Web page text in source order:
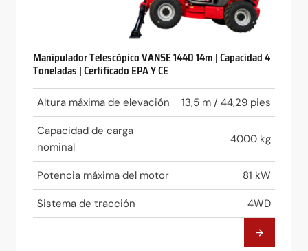
Manipulador Telescópico VANSE 1440 14m | Capacidad 4
Toneladas | Certificado EPA Y CE
Altura máxima de elevación 13,5 m / 44,29 pies
Capacidad de carga
nominal
4000 kg
Potencia máxima del motor 81 kW
Sistema de tracción 4WD